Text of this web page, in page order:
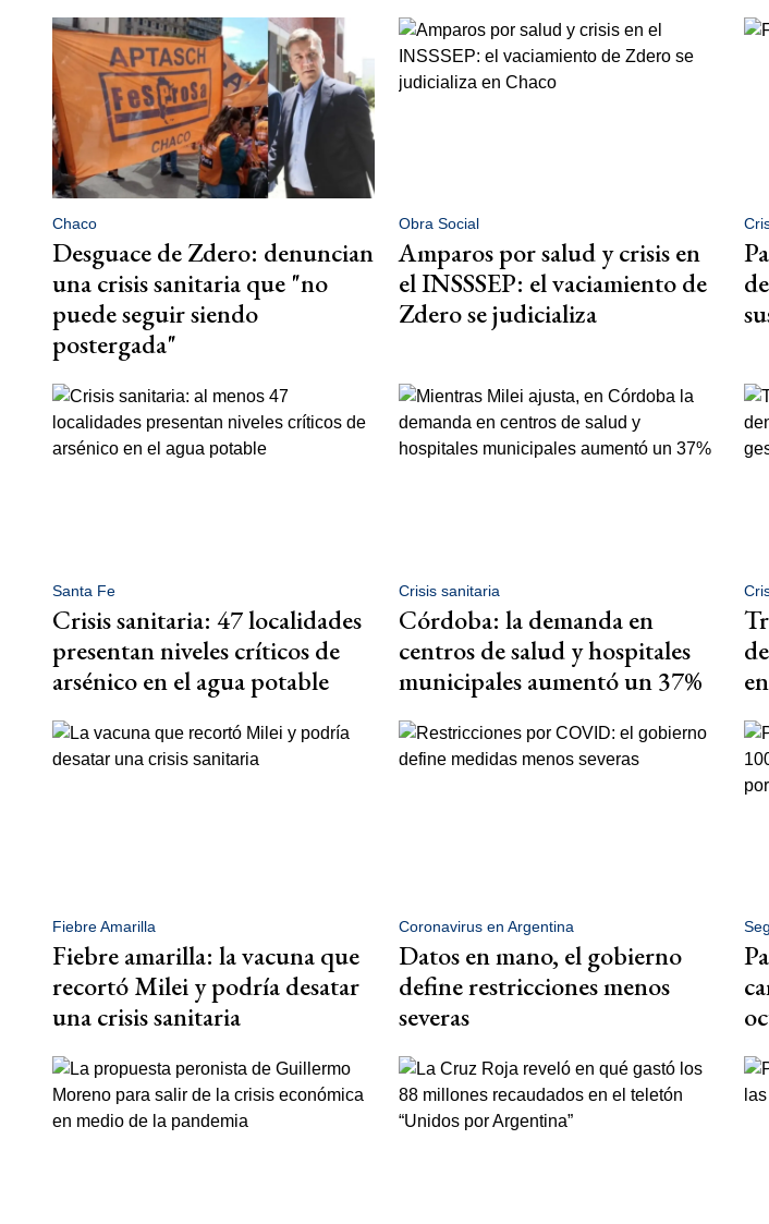
Chaco
Desguace de Zdero: denuncian
una crisis sanitaria que "no
puede seguir siendo
postergada"
Obra Social
Amparos por salud y crisis en
el INSSSEP: el vaciamiento de
Zdero se judicializa
Santa Fe
Crisis sanitaria: 47 localidades
presentan niveles críticos de
arsénico en el agua potable
Crisis sanitaria
Córdoba: la demanda en
centros de salud y hospitales
municipales aumentó un 37%
Fiebre Amarilla
Fiebre amarilla: la vacuna que
recortó Milei y podría desatar
una crisis sanitaria
Coronavirus en Argentina
Datos en mano, el gobierno
define restricciones menos
severas